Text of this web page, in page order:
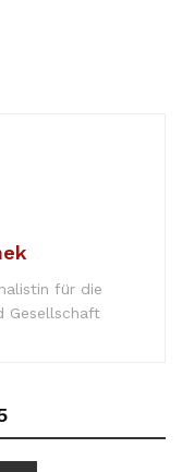
für die
Gesellschaft